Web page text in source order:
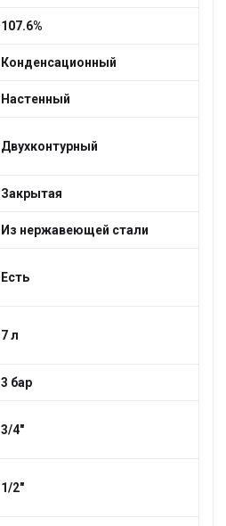
107.6%
Конденсационный
Настенный
Двухконтурный
Закрытая
Из нержавеющей стали
Есть
7 л
3 бар
3/4"
1/2"